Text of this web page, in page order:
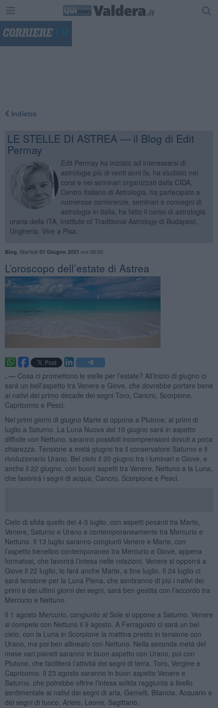
Indietro
LE STELLE DI ASTREA — il Blog di Edit
Permay
Edit Permay ha iniziato ad interessarsi di
astrologia più di venti anni fa, ha studiato nei
corsi e nei seminari organizzati dalla CIDA,
Centro Italiano di Astrologia, ha partecipato a
numerose conferenze, seminari e convegni di
astrologia in Italia, ha fatto il corso di astrologia
oraria della ITA, Institute of Traditional Astrology di Budapest,
Ungheria. Vive a Pisa.
Blog Martedì 01 Giugno 2021 ore 06:00
L’oroscopo dell’estate di Astrea
. — Cosa ci promettono le stelle per l’estate? All’inizio di giugno ci
sará un bell’aspetto tra Venere e Giove, che dovrebbe portare bene
ai nativi del primo decade dei segni Toro, Cancro, Scorpione,
Capricorno e Pesci.
Nei primi giorni di giugno Marte si oppone a Plutone, ai primi di
luglio a Saturno. La Luna Nuova del 10 giugno sará in aspetto
difficile con Nettuno, saranno possibili incomprensioni dovuti a poca
chiarezza. Tensione a metá giugno tra il conservatore Saturno e il
rivoluzionario Urano. Bel cielo il 20 giugno tra i luminari e Giove, e
anche il 22 giugno, con buoni aspetti tra Venere, Nettuno e la Luna,
che favorirá i segni di acqua, Cancro, Scorpione e Pesci.
Cielo di sfida quello del 4-5 luglio, con aspetti pesanti tra Marte,
Venere, Saturno e Urano e contemporaneamente tra Mercurio e
Nettuno. Il 13 luglio saranno congiunti Venere e Marte, con
l’aspetto benefico contemporaneo tra Mercurio e Giove, appena
formatosi, che favorirá l’intesa nelle relazioni. Venere si opporrá a
Giove il 22 luglio, lo fará anche Marte, a fine luglio. Il 24 luglio ci
sará tensione per la Luna Piena, che sentiranno di piú i nativi dei
primi e dei ultimi giorni dei segni, sará ben gestita con l’accordo tra
Mercurio e Nettuno.
Il 1 agosto Mercurio, congiunto al Sole si oppone a Saturno. Venere
si compete con Nettuno il 9 agosto. A Ferragosto ci sará un bel
cielo, con la Luna in Scorpione la mattina presto in tensione con
Urano, ma poi ben allineato con Nettuno. Nella seconda metá del
mese vari pianeti saranno in buon aspetto con Urano, poi con
Plutone, che faciliterá l’attivitá dei segni di terra, Toro, Vergine e
Capricorno. Il 23 agosto saranno in buon aspetto Venere e
Saturno, che potrebbe offrire l’intesa solida raggiunta a livello
sentimentale ai nativi dei segni di aria, Gemelli, Bilancia, Acquario e
dei segni di fuoco, Ariete, Leone, Sagittario.